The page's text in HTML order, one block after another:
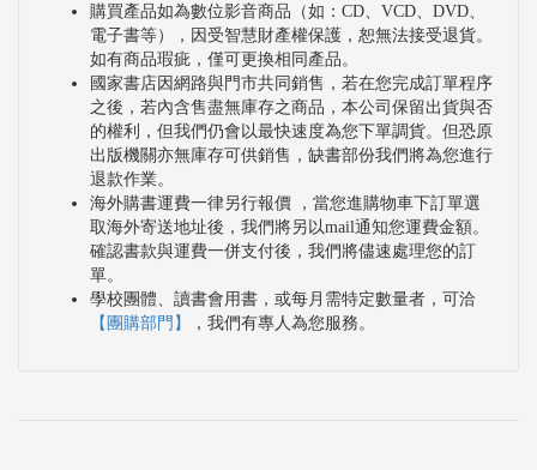
購買產品如為數位影音商品（如：CD、VCD、DVD、
電子書等），因受智慧財產權保護，恕無法接受退貨。
如有商品瑕疵，僅可更換相同產品。
國家書店因網路與門市共同銷售，若在您完成訂單程序
之後，若內含售盡無庫存之商品，本公司保留出貨與否
的權利，但我們仍會以最快速度為您下單調貨。但恐原
出版機關亦無庫存可供銷售，缺書部份我們將為您進行
退款作業。
海外購書運費一律另行報價 ，當您進購物車下訂單選
取海外寄送地址後，我們將另以mail通知您運費金額。
確認書款與運費一併支付後，我們將儘速處理您的訂
單。
學校團體、讀書會用書，或每月需特定數量者，可洽
【團購部門】
，我們有專人為您服務。